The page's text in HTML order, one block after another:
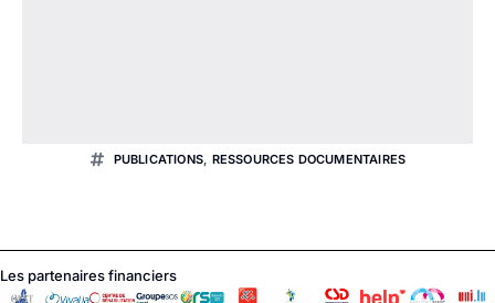
PUBLICATIONS, RESSOURCES DOCUMENTAIRES
Les partenaires financiers